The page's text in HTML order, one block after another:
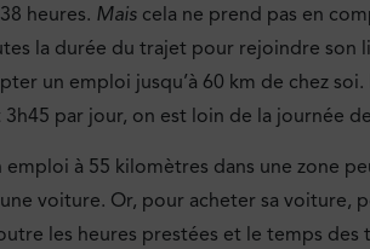
heures. Mais cela ne prend pas en
la durée du trajet pour rejoindre son
un emploi jusqu’à 60 km de chez
par jour, on est loin de la journée
à 55 kilomètres dans une zone
voiture. Or, pour acheter sa voiture,
les heures prestées et le temps